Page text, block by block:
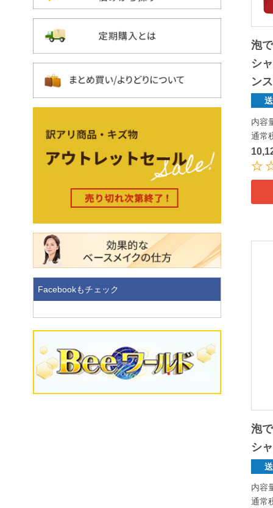
Facebookもチェック
泡
シ
ンス
内容
通常
泡
シ
内容
通常